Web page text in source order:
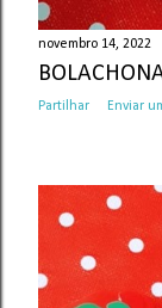
novembro 14, 2022
Partilhar Enviar